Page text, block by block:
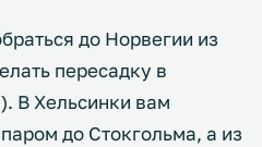
до Норвегии из
пересадку в
В Хельсинки вам
до Стокгольма, а из